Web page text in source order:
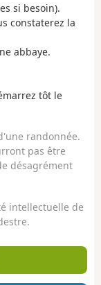
si besoin).
constaterez la
abbaye.
tôt le
randonnée.
pas être
désagrément
intellectuelle de